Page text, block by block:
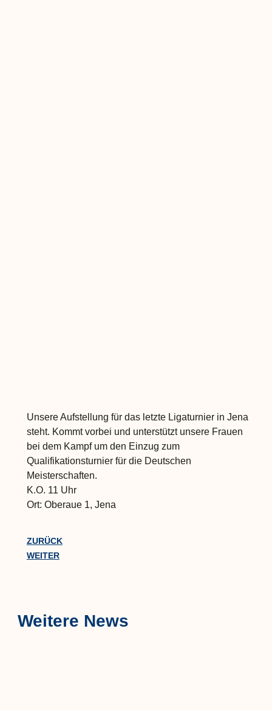
Unsere Aufstellung für das letzte Ligaturnier in Jena
steht. Kommt vorbei und unterstützt unsere Frauen
bei dem Kampf um den Einzug zum
Qualifikationsturnier für die Deutschen
Meisterschaften.
K.O. 11 Uhr
Ort: Oberaue 1, Jena
ZURÜCK
WEITER
Weitere News